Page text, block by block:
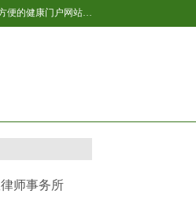
百福健康新闻网作为国内互联网健康产业的后起之秀，全民健康网将不断开拓与进取，让网站的健康内容更丰富，更贴近网友生活，提供更多的服务。力争成为中文网站中最实用、最方便的健康门户网站之一，我们以“引领全民健康生活”为己任，致力于为网民提供专业的健康资讯及各种健康服务。主要内容包括：男性、女性、育儿、保健、美容、减肥、健身、居家等，是百科全书式的健康垂直网站，是广大网友获取健康资讯及网络健康服务的首选网站。
师事务所